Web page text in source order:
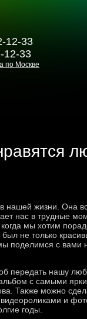
12-33
12-33
по Москве
нашей жизни. Она
нас в трудные
мы хотим
был не только
поделимся с
передать нашу
с самыми
Также можно
и
годы.